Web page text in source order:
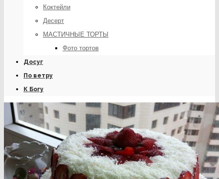
Коктейли
Десерт
МАСТИЧНЫЕ ТОРТЫ
Фото тортов
Досуг
По ветру
К Богу